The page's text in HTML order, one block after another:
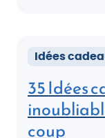
Idées
35 Idées
coup